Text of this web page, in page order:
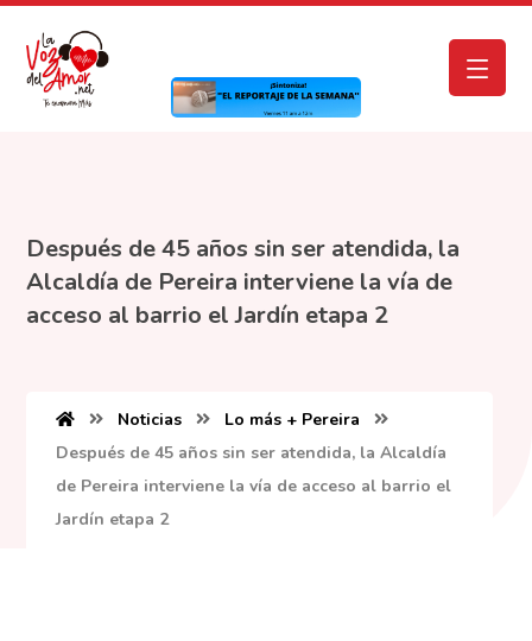
Después de 45 años sin ser atendida, la
Alcaldía de Pereira interviene la vía de
acceso al barrio el Jardín etapa 2
Noticias
Lo más + Pereira
Después de 45 años sin ser atendida, la Alcaldía
de Pereira interviene la vía de acceso al barrio el
Jardín etapa 2